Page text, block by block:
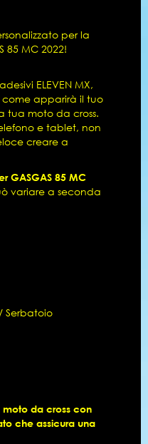
per la
85 MC 2022!
ELEVEN MX,
apparirà il tuo
tua moto da cross.
e tablet, non
creare a
GASGAS 85 MC
variare a seconda
Serbatoio
moto da cross con
che assicura una